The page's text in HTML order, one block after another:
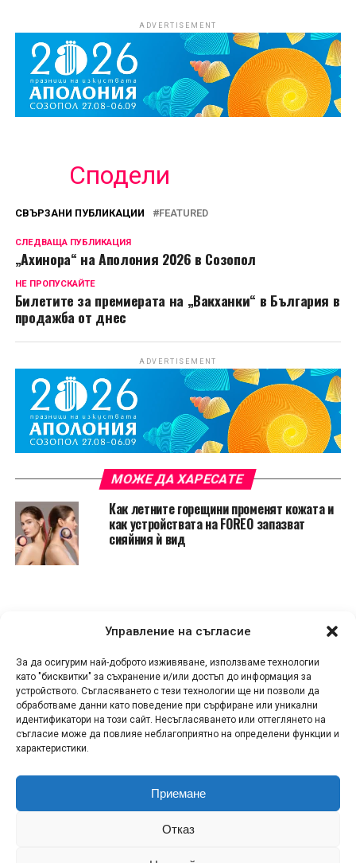
Управление на съгласие
За да осигурим най-доброто изживяване, използваме технологии
като "бисквитки" за съхранение и/или достъп до информация за
устройството. Съгласяването с тези технологии ще ни позволи да
обработваме данни като поведение при сърфиране или уникални
идентификатори на този сайт. Несъгласяването или оттеглянето на
съгласие може да повлияе неблагоприятно на определени функции и
характеристики.
Приемане
Отказ
ADVERTISEMENT
Сподели
СВЪРЗАНИ ПУБЛИКАЦИИ FEATURED
СЛЕДВАЩА ПУБЛИКАЦИЯ
„Ахинора“ на Аполония 2026 в Созопол
НЕ ПРОПУСКАЙТЕ
Билетите за премиерата на „Вакханки“ в България в
продажба от днес
ADVERTISEMENT
МОЖЕ ДА ХАРЕСАТЕ
Как летните горещини променят кожата и
как устройствата на FOREO запазват
сияйния ѝ вид
КОНТАКТИ СПОДЕЛИ НОВИНА!
ЗА НАС
ПОЛИТИКА ЗА БИСКВИТКИ (ЕС)